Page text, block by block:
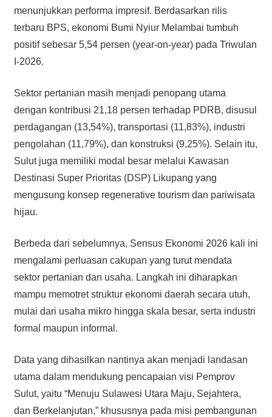
menunjukkan performa impresif. Berdasarkan rilis
terbaru BPS, ekonomi Bumi Nyiur Melambai tumbuh
positif sebesar 5,54 persen (year-on-year) pada Triwulan
I-2026.
Sektor pertanian masih menjadi penopang utama
dengan kontribusi 21,18 persen terhadap PDRB, disusul
perdagangan (13,54%), transportasi (11,83%), industri
pengolahan (11,79%), dan konstruksi (9,25%). Selain itu,
Sulut juga memiliki modal besar melalui Kawasan
Destinasi Super Prioritas (DSP) Likupang yang
mengusung konsep regenerative tourism dan pariwisata
hijau.
Berbeda dari sebelumnya, Sensus Ekonomi 2026 kali ini
mengalami perluasan cakupan yang turut mendata
sektor pertanian dan usaha. Langkah ini diharapkan
mampu memotret struktur ekonomi daerah secara utuh,
mulai dari usaha mikro hingga skala besar, serta industri
formal maupun informal.
Data yang dihasilkan nantinya akan menjadi landasan
utama dalam mendukung pencapaian visi Pemprov
Sulut, yaitu “Menuju Sulawesi Utara Maju, Sejahtera,
dan Berkelanjutan,” khususnya pada misi pembangunan